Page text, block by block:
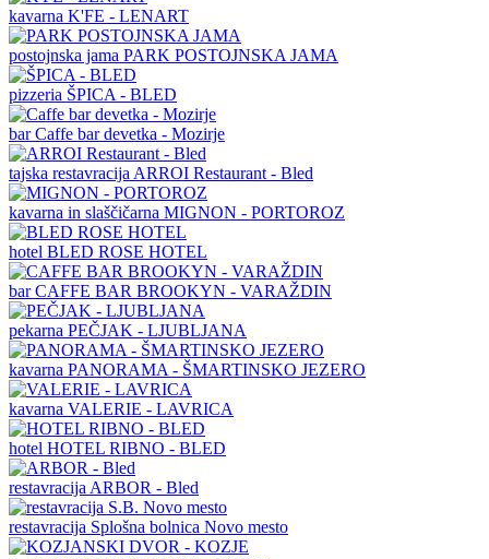
kavarna K'FE - LENART
postojnska jama PARK POSTOJNSKA JAMA
pizzeria ŠPICA - BLED
barCaffe bar devetka - Mozirje
tajska restavracija ARROI Restaurant - Bled
kavarna in slaščičarna MIGNON - PORTOROZ
hotel BLED ROSE HOTEL
barCAFFE BAR BROOKYN - VARAŽDIN
pekarna PEČJAK - LJUBLJANA
kavarna PANORAMA - ŠMARTINSKO JEZERO
kavarna VALERIE - LAVRICA
hotel HOTEL RIBNO - BLED
restavracija ARBOR - Bled
restavracija Splošna bolnica Novo mesto